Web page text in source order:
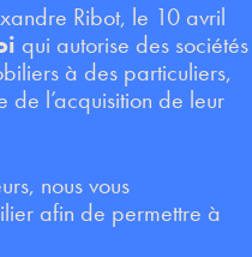
Ribot, le 10 avril
qui autorise des sociétés
à des particuliers,
de l’acquisition de leur
nous vous
afin de permettre à